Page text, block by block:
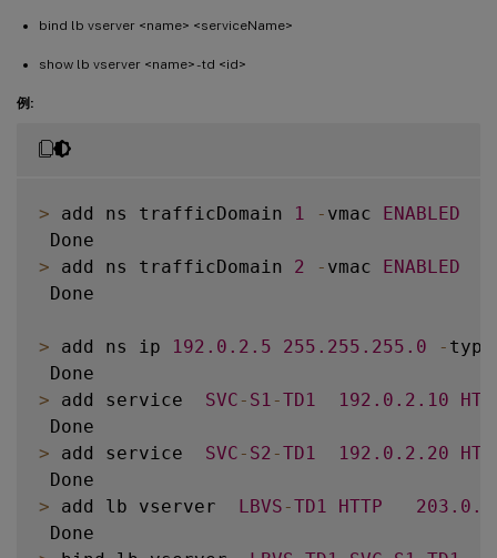
bind lb vserver <name> <serviceName>
show lb vserver <name> -td <id>
例:
> add ns trafficDomain 1 - vmac
ENABLED
> add ns trafficDomain 2 - vmac
ENABLED
Done
> add ns ip 192.0 .2 .5 255.255 .255 .0 -
> add service SVC - S1 -TD1 192.0 .2 .10
> add service SVC - S2 -TD1 192.0 .2 .20
> add lb vserver LBVS -TD1 HTTP 203.0